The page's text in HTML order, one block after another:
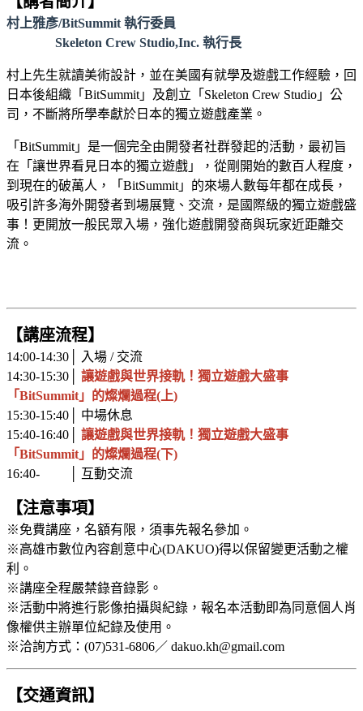
村上雅彥/BitSummit 執行委員
Skeleton Crew Studio,Inc. 執行長
村上先生就讀美術設計，並在美國有就學及遊戲工作經驗，回
日本後組織「BitSummit」及創立「Skeleton Crew Studio」公
司，不斷將所學奉獻於日本的獨立遊戲產業。
「BitSummit」是一個完全由開發者社群發起的活動，最初旨
在「讓世界看見日本的獨立遊戲」，從剛開始的數百人程度，
到現在的破萬人，「BitSummit」的來場人數每年都在成長，
吸引許多海外開發者到場展覽、交流，是國際級的獨立遊戲盛
事！更開放一般民眾入場，強化遊戲開發商與玩家近距離交
流。
【講座流程】
14:00-14:30│ 入場 / 交流
14:30-15:30│ 讓遊戲與世界接軌！獨立遊戲大盛事
「BitSummit」的燦爛過程​​​​​​(上)
15:30-15:40│ 中場休息
15:40-16:40│ 讓遊戲與世界接軌！獨立遊戲大盛事
「BitSummit」的燦爛過程(下)
16:40- │ 互動交流
【注意事項】
※免費講座，名額有限，須事先報名參加。
※高雄市數位內容創意中心(DAKUO)得以保留變更活動之權
利。
※講座全程嚴禁錄音錄影。
※活動中將進行影像拍攝與紀錄，報名本活動即為同意個人肖
像權供主辦單位紀錄及使用。
※洽詢方式：(07)531-6806／ dakuo.kh@gmail.com
【交通資訊】